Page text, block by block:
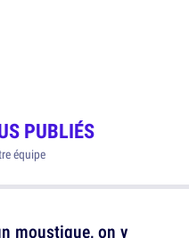
PUBLIÉS
équipe
moustique, on y